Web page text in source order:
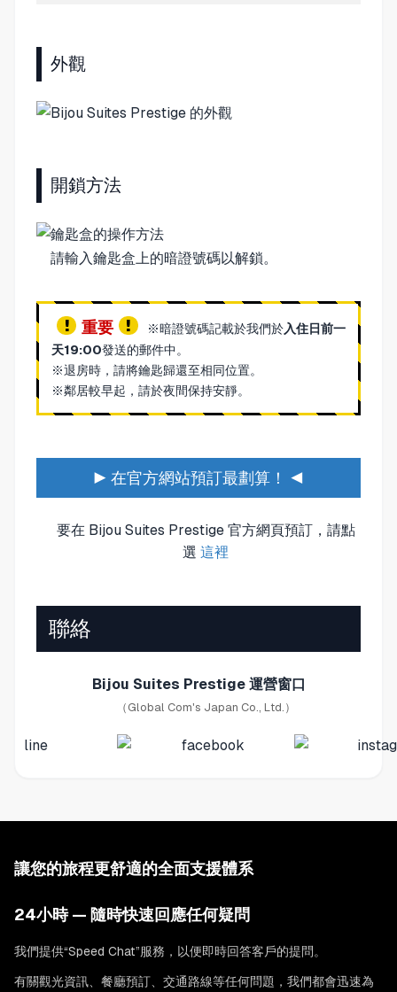
外觀
開鎖方法
請輸入鑰匙盒上的暗證號碼以解鎖。
重要 ※暗證號碼記載於我們於入住日前一
天19:00發送的郵件中。
※退房時，請將鑰匙歸還至相同位置。
※鄰居較早起，請於夜間保持安靜。
▶ 在官方網站預訂最劃算！ ◀
要在 Bijou Suites Prestige 官方網頁預訂，請點
選 這裡
聯絡
Bijou Suites Prestige 運營窗口
（Global Com's Japan Co., Ltd.）
讓您的旅程更舒適的全面支援體系
24小時 — 隨時快速回應任何疑問
我們提供“Speed Chat”服務，以便即時回答客戶的提問。
有關觀光資訊、餐廳預訂、交通路線等任何問題，我們都會迅速為